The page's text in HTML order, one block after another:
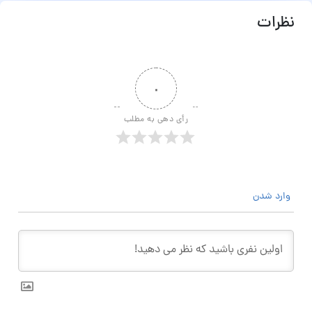
نظرات
۰
رأی دهی به مطلب
وارد شدن